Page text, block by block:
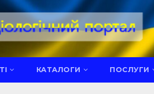
КАТАЛОГИ ПОСЛУГИ